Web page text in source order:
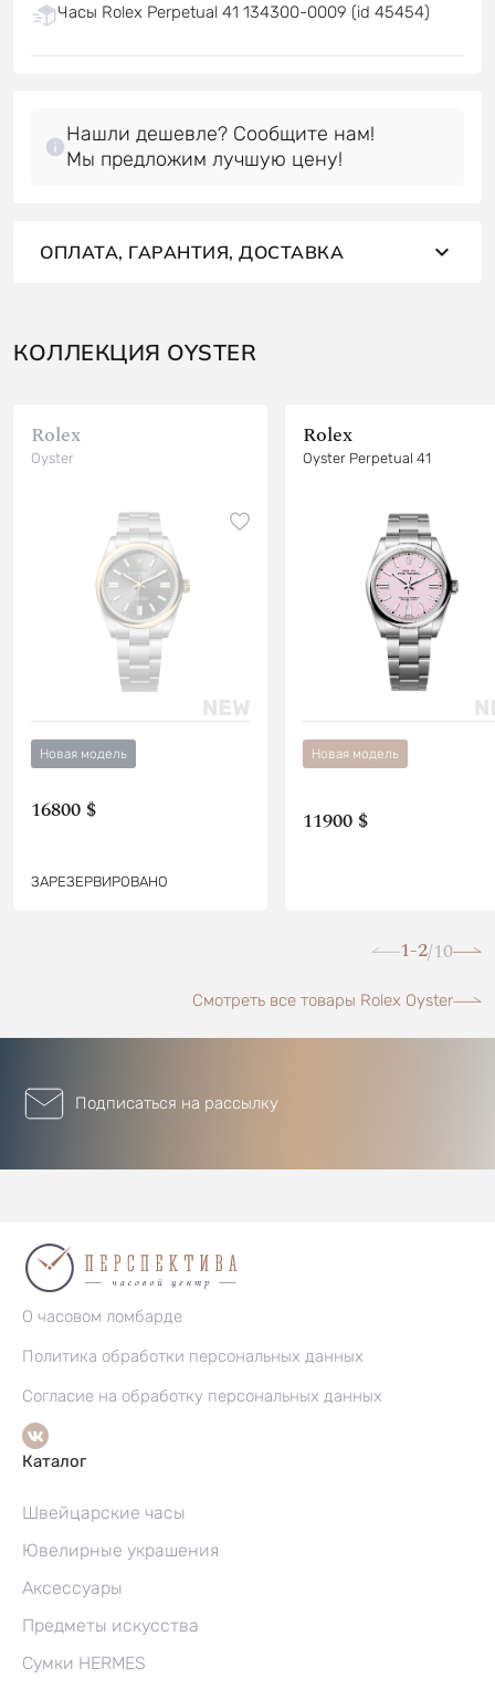
Часы Rolex Perpetual 41 134300-0009 (id 45454)
Нашли дешевле? Сообщите нам!
Мы предложим лучшую цену!
ОПЛАТА, ГАРАНТИЯ, ДОСТАВКА
КОЛЛЕКЦИЯ OYSTER
Rolex
Oyster
Новая модель
16800 $
ЗАРЕЗЕРВИРОВАНО
Rolex
Oyster Perpetual 41
Новая модель
11900 $
1-2/10
Смотреть все товары Rolex Oyster
Подписаться на рассылку
О часовом ломбарде
Политика обработки персональных данных
Согласие на обработку персональных данных
Каталог
Швейцарские часы
Ювелирные украшения
Аксессуары
Предметы искусства
Сумки HERMES